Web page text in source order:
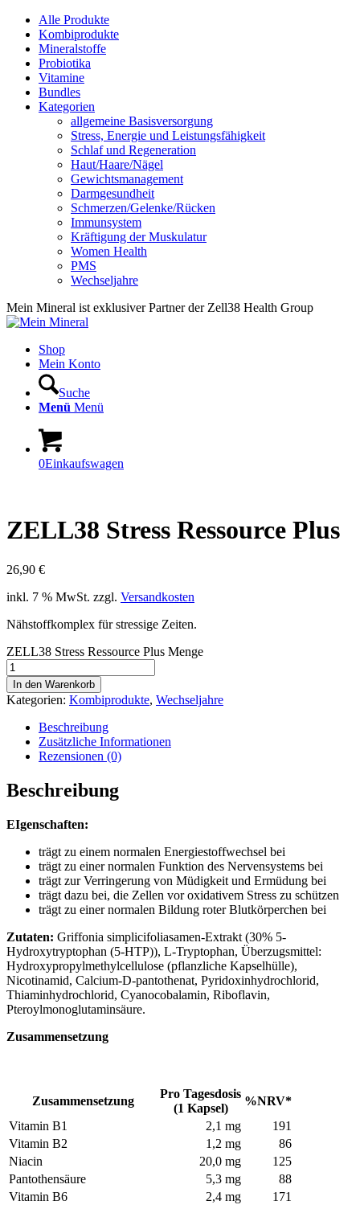
Alle Produkte
Kombiprodukte
Mineralstoffe
Probiotika
Vitamine
Bundles
Kategorien
allgemeine Basisversorgung
Stress, Energie und Leistungsfähigkeit
Schlaf und Regeneration
Haut/Haare/Nägel
Gewichtsmanagement
Darmgesundheit
Schmerzen/Gelenke/Rücken
Immunsystem
Kräftigung der Muskulatur
Women Health
PMS
Wechseljahre
Mein Mineral ist exklusiver Partner der Zell38 Health Group
Shop
Mein Konto
Suche
Menü Menü
0Einkaufswagen
ZELL38 Stress Ressource Plus
26,90 €
inkl. 7 % MwSt. zzgl. Versandkosten
Nähstoffkomplex für stressige Zeiten.
ZELL38 Stress Ressource Plus Menge
In den Warenkorb
Kategorien: Kombiprodukte, Wechseljahre
Beschreibung
Zusätzliche Informationen
Rezensionen (0)
Beschreibung
EIgenschaften:
trägt zu einem normalen Energiestoffwechsel bei
trägt zu einer normalen Funktion des Nervensystems bei
trägt zur Verringerung von Müdigkeit und Ermüdung bei
trägt dazu bei, die Zellen vor oxidativem Stress zu schützen
trägt zu einer normalen Bildung roter Blutkörperchen bei
Zutaten: Griffonia simplicifoliasamen-Extrakt (30% 5-
Hydroxytryptophan (5-HTP)), L-Tryptophan, Überzugsmittel:
Hydroxypropylmethylcellulose (pflanzliche Kapselhülle),
Nicotinamid, Calcium-D-pantothenat, Pyridoxinhydrochlorid,
Thiaminhydrochlorid, Cyanocobalamin, Riboflavin,
Pteroylmonoglutaminsäure.
Zusammensetzung
Zusammensetzung
Pro Tagesdosis
(1 Kapsel)
%NRV*
Vitamin B1
2,1 mg
191
Vitamin B2
1,2 mg
86
Niacin
20,0 mg
125
Pantothensäure
5,3 mg
88
Vitamin B6
2,4 mg
171